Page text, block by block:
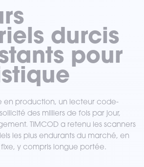
durcis
pour
en production, un lecteur code-
des milliers de fois par jour,
TIMCOD a retenu les scanners
les plus endurants du marché, en
y compris longue portée.